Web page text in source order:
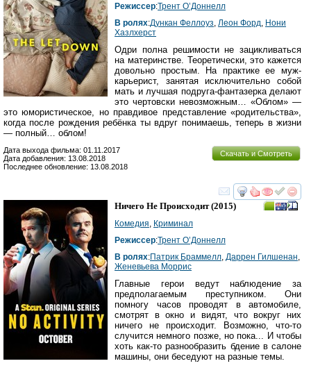
Режиссер:Трент О’Доннелл
В ролях:Дункан Феллоуз, Леон Форд, Нони
Хазлхерст
Одри полна решимости не зацикливаться
на материнстве. Теоретически, это кажется
довольно простым. На практике ее муж-
карьерист, занятая исключительно собой
мать и лучшая подруга-фантазерка делают
это чертовски невозможным… «Облом» —
это юмористическое, но правдивое представление «родительства»,
когда после рождения ребёнка ты вдруг понимаешь, теперь в жизни
— полный… облом!
Скачать и Смотреть
Дата выхода фильма: 01.11.2017
Дата добавления: 13.08.2018
Последнее обновление: 13.08.2018
смотреть
Ничего Не Происходит(2015)
Комедия Криминал
Режиссер:Трент О’Доннелл
В ролях:Патрик Браммелл Даррен Гилшенан
Женевьева Моррис
Главные герои ведут наблюдение за
предполагаемым преступником. Они
помногу часов проводят в автомобиле,
смотрят в окно и видят, что вокруг них
ничего не происходит. Возможно, что-то
случится немного позже, но пока... И чтобы
хоть как-то разнообразить бдение в салоне
машины, они беседуют на разные темы.